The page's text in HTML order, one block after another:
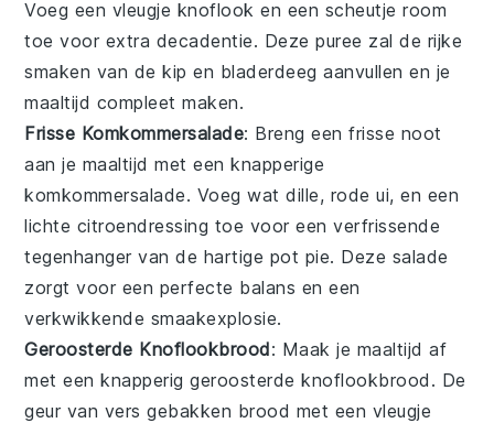
Voeg een vleugje knoflook en een scheutjeroom
toe voor extra decadentie. Deze puree zal de rijke
smaken van dekip en bladerdeeg aanvullen en je
maaltijd compleet maken.
Frisse Komkommersalade: Breng een frisse noot
aan je maaltijd met een knapperige
komkommersalade. Voeg watdille, rode ui, en een
lichte citroendressing toe voor een verfrissende
tegenhanger van de hartige pot pie. Deze salade
zorgt voor een perfecte balans en een
verkwikkende smaakexplosie.
Geroosterde Knoflookbrood: Maak je maaltijd af
met een knapperiggeroosterde knoflookbrood . De
geur van vers gebakken brood met een vleugje